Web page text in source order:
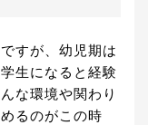
ですが、幼児期は
生になると経験
な環境や関わり
るのがこの時